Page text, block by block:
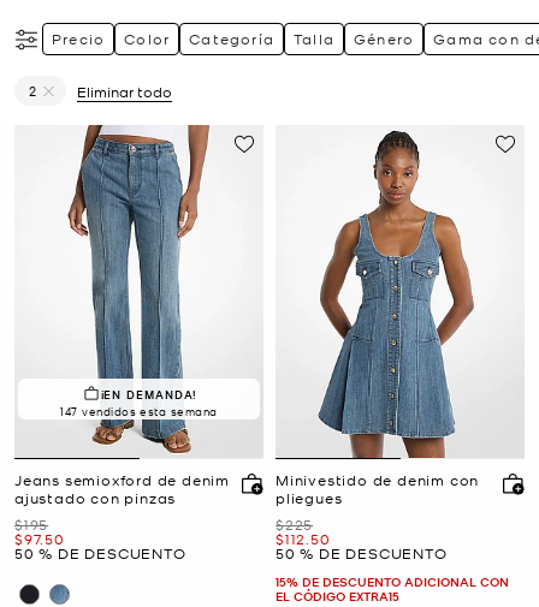
Precio Color Categoría Talla Género Gama con
2
Eliminar todo
¡EN DEMANDA!
147 vendidos esta semana
Jeans semioxford de denim
ajustado con pinzas
Era
$195
Ahora
$97.50
50 % DE DESCUENTO
Minivestido de denim con
pliegues
Era
$225
Ahora
$112.50
50 % DE DESCUENTO
15% DE DESCUENTO ADICIONAL CON
EL CÓDIGO EXTRA15